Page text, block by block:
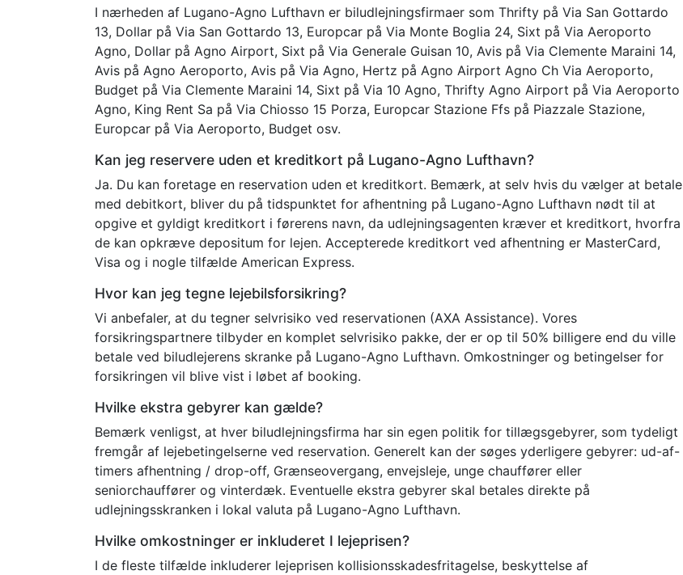
I nærheden af Lugano-Agno Lufthavn er biludlejningsfirmaer som Thrifty på Via San Gottardo
13, Dollar på Via San Gottardo 13, Europcar på Via Monte Boglia 24, Sixt på Via Aeroporto
Agno, Dollar på Agno Airport, Sixt på Via Generale Guisan 10, Avis på Via Clemente Maraini 14,
Avis på Agno Aeroporto, Avis på Via Agno, Hertz på Agno Airport Agno Ch Via Aeroporto,
Budget på Via Clemente Maraini 14, Sixt på Via 10 Agno, Thrifty Agno Airport på Via Aeroporto
Agno, King Rent Sa på Via Chiosso 15 Porza, Europcar Stazione Ffs på Piazzale Stazione,
Europcar på Via Aeroporto, Budget osv.
Kan jeg reservere uden et kreditkort på Lugano-Agno Lufthavn?
Ja. Du kan foretage en reservation uden et kreditkort. Bemærk, at selv hvis du vælger at betale
med debitkort, bliver du på tidspunktet for afhentning på Lugano-Agno Lufthavn nødt til at
opgive et gyldigt kreditkort i førerens navn, da udlejningsagenten kræver et kreditkort, hvorfra
de kan opkræve depositum for lejen. Accepterede kreditkort ved afhentning er MasterCard,
Visa og i nogle tilfælde American Express.
Hvor kan jeg tegne lejebilsforsikring?
Vi anbefaler, at du tegner selvrisiko ved reservationen (AXA Assistance). Vores
forsikringspartnere tilbyder en komplet selvrisiko pakke, der er op til 50% billigere end du ville
betale ved biludlejerens skranke på Lugano-Agno Lufthavn. Omkostninger og betingelser for
forsikringen vil blive vist i løbet af booking.
Hvilke ekstra gebyrer kan gælde?
Bemærk venligst, at hver biludlejningsfirma har sin egen politik for tillægsgebyrer, som tydeligt
fremgår af lejebetingelserne ved reservation. Generelt kan der søges yderligere gebyrer: ud-af-
timers afhentning / drop-off, Grænseovergang, envejsleje, unge chauffører eller
seniorchauffører og vinterdæk. Eventuelle ekstra gebyrer skal betales direkte på
udlejningsskranken i lokal valuta på Lugano-Agno Lufthavn.
Hvilke omkostninger er inkluderet I lejeprisen?
I de fleste tilfælde inkluderer lejeprisen kollisionsskadesfritagelse, beskyttelse af